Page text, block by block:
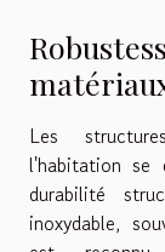
Les
l'habitation se
durabilité
inoxydable,